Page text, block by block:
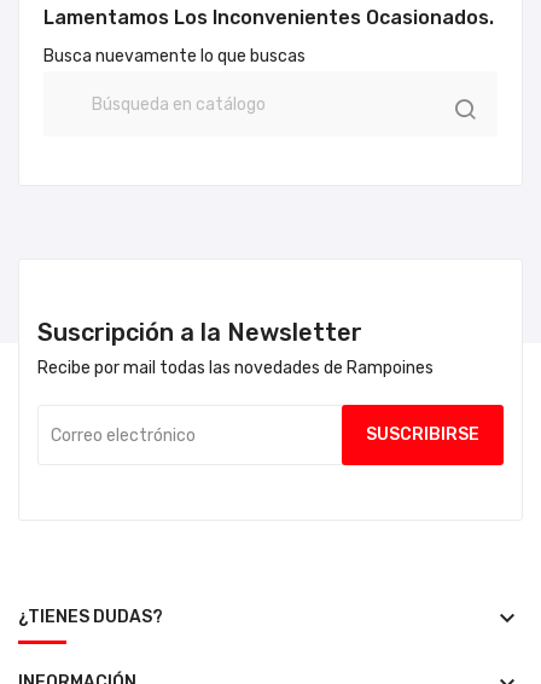
Lamentamos Los Inconvenientes Ocasionados.
Busca nuevamente lo que buscas
Suscripción a la Newsletter
Recibe por mail todas las novedades de Rampoines
¿TIENES DUDAS? keyboard_arrow_down